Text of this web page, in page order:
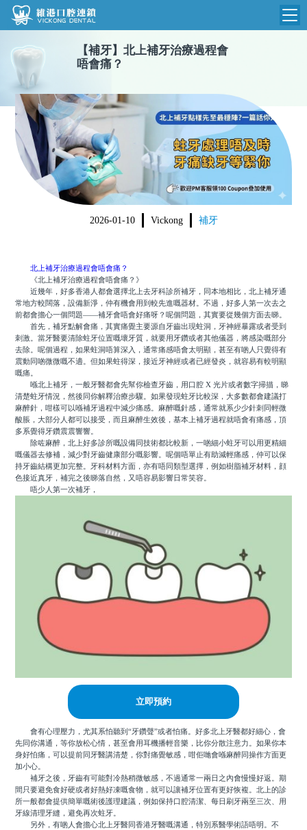
維港首頁
維港簡介
品牌介紹
環境設備
醫院新聞
N
收費總表
根管收費
美學收費
箍牙收費
醫生團隊
門診時間
【補牙】 北上補牙治療過程會
唔會痛？
2026-01-10 Vickong 補牙
北上補牙治療過程會唔會痛？
《北上補牙治療過程會唔會痛？》
近幾年，好多香港人都會選擇北上去牙科診所補牙，同本地相比，北上補牙通
常地方較闊落，設備新淨，仲有機會用到較先進嘅器材。不過，好多人第一次去之
前都會擔心一個問題——補牙會唔會好痛呀？呢個問題，其實要從幾個方面去睇。
首先，補牙點解會痛，其實痛覺主要源自牙齒出現蛀洞，牙神經暴露或者受到
刺激。當牙醫要清除蛀牙位置嘅壞牙質，就要用牙鑽或者其他儀器，將感染嘅部分
去除。呢個過程，如果蛀洞唔算深入，通常痛感唔會太明顯，甚至有啲人只覺得有
震動同啲微微嘅不適。但如果蛀得深，接近牙神經或者已經發炎，就容易有較明顯
嘅痛。
喺北上補牙，一般牙醫都會先幫你檢查牙齒，用口腔 X 光片或者數字掃描，睇
清楚蛀牙情況，然後同你解釋治療步驟。如果發現蛀牙比較深，大多數都會建議打
麻醉針，咁樣可以喺補牙過程中減少痛感。麻醉嘅針感，通常就系少少針刺同輕微
酸脹，大部分人都可以接受，而且麻醉生效後，基本上補牙過程就唔會有痛感，頂
多系覺得牙鑽震震響響。
除咗麻醉，北上好多診所嘅設備同技術都比較新，一啲細小蛀牙可以用更精細
嘅儀器去修補，減少對牙齒健康部分嘅影響。呢個唔單止有助減輕痛感，仲可以保
持牙齒結構更加完整。牙科材料方面，亦有唔同類型選擇，例如樹脂補牙材料，顔
色接近真牙，補完之後睇落自然，又唔容易影響日常笑容。
唔少人第一次補牙，
立即預約
會有心理壓力，尤其系怕聽到“牙鑽聲”或者怕痛。好多北上牙醫都好細心，會
先同你溝通，等你放松心情，甚至會用耳機播輕音樂，比你分散注意力。如果你本
身好怕痛，可以提前同牙醫講清楚，你對痛覺敏感，咁佢哋會喺麻醉同操作方面更
加小心。
補牙之後，牙齒有可能對冷熱稍微敏感，不過通常一兩日之內會慢慢好返。期
間只要避免食好硬或者好熱好凍嘅食物，就可以讓補牙位置有更好恢複。北上的診
所一般都會提供簡單嘅術後護理建議，例如保持口腔清潔、每日刷牙兩至三次、用
牙線清理牙縫，避免再次蛀牙。
另外，有啲人會擔心北上牙醫同香港牙醫嘅溝通，特別系醫學術語唔明。不